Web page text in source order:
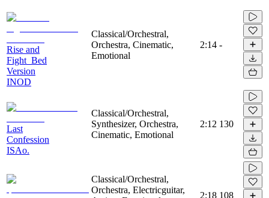
Rise and
Fight_Bed
Version
INOD
Classical/Orchestral,
Orchestra, Cinematic,
Emotional
2:14 -
Last
Confession
ISAo.
Classical/Orchestral,
Synthesizer, Orchestra,
Cinematic, Emotional
2:12 130
Classical/Orchestral,
Orchestra, Electricguitar,
2:18 108